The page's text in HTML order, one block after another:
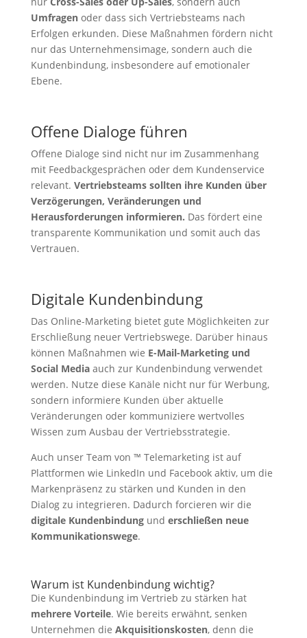
Umfragenoder dass sich Vertriebsteams nach
Erfolgen erkunden. Diese Maßnahmen fördern nicht
nur das Unternehmensimage, sondern auch die
Kundenbindung, insbesondere auf emotionaler
Ebene.
Offene Dialoge führen
Offene Dialoge sind nicht nur im Zusammenhang
mit Feedbackgesprächen oder dem Kundenservice
relevant. Vertriebsteams sollten ihre Kunden über
Verzögerungen, Veränderungen und
Herausforderungen informieren. Das fördert eine
transparente Kommunikation und somit auch das
Vertrauen.
Digitale Kundenbindung
Das Online-Marketing bietet gute Möglichkeiten zur
Erschließung neuer Vertriebswege. Darüber hinaus
können Maßnahmen wie E-Mail-Marketing und
Social Mediaauch zur Kundenbindung verwendet
werden. Nutze diese Kanäle nicht nur für Werbung,
sondern informiere Kunden über aktuelle
Veränderungen oder kommuniziere wertvolles
Wissen zum Ausbau der Vertriebsstrategie.
Auch unser Team von ™ Telemarketing ist auf
Plattformen wie LinkedIn und Facebook aktiv, um die
Markenpräsenz zu stärken und Kunden in den
Dialog zu integrieren. Dadurch forcieren wir die
digitale Kundenbindung und erschließen neue
Kommunikationswege.
Warum ist Kundenbindung wichtig?
Die Kundenbindung im Vertrieb zu stärken hat
mehrere Vorteile. Wie bereits erwähnt, senken
Unternehmen die Akquisitionskosten, denn die